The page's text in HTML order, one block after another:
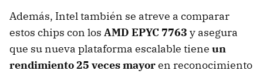
Además, Intel también se atreve a comparar
estos chips con los AMD EPYC 7763 y asegura
que su nueva plataforma escalable tiene un
rendimiento 25 veces mayoren reconocimiento